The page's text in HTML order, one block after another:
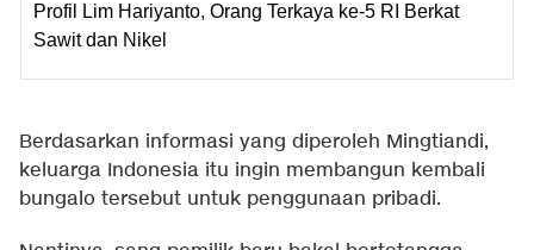
Profil Lim Hariyanto, Orang Terkaya ke-5 RI Berkat
Sawit dan Nikel
Berdasarkan informasi yang diperoleh Mingtiandi,
keluarga Indonesia itu ingin membangun kembali
bungalo tersebut untuk penggunaan pribadi.